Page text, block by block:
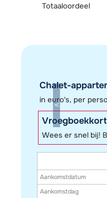
Totaaloordeel
Chalet-
in euro's, per
Wees er snel bij!
Aankomstdatum
Aankomstdag